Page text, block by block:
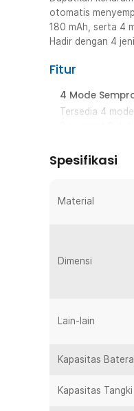
otomatis
180 mAh, serta 4
Hadir dengan 4
Fitur
4 Mode
Tersedia 4
Spray Halus
Membantu
rumit.
Kapasitas
Tangki
terdiri dari:
dan sedikit
Spesifikasi
Material
Dimensi
Lain-lain
Kapasitas
Kapasitas Tangki